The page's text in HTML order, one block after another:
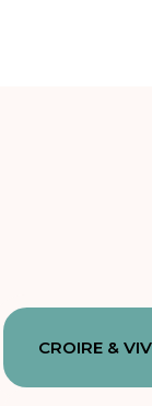
CROIRE &